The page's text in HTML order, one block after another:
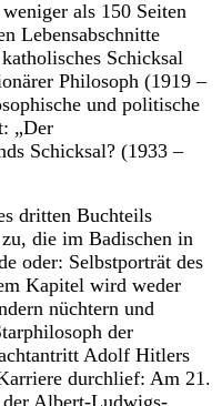
als 150 Seiten
Lebensabschnitte
Schicksal
Philosoph (1919 –
und politische
„Der
Schicksal? (1933 –
dritten Buchteils
die im Badischen in
oder: Selbstporträt des
Kapitel wird weder
nüchtern und
der
Adolf Hitlers
durchlief: Am 21.
Albert-Ludwigs-